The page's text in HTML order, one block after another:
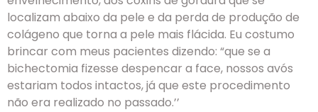
localizam abaixo da pele e da perda de produção de
colágeno que torna a pele mais flácida. Eu costumo
brincar com meus pacientes dizendo: “que se a
bichectomia fizesse despencar a face, nossos avós
estariam todos intactos, já que este procedimento
não era realizado no passado.’’